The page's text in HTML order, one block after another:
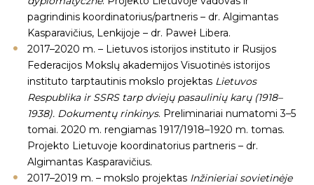
pagrindinis koordinatorius/partneris – dr. Algimantas
Kasparavičius, Lenkijoje – dr. Paweł Libera.
2017–2020 m. – Lietuvos istorijos instituto ir Rusijos
Federacijos Mokslų akademijos Visuotinės istorijos
instituto tarptautinis mokslo projektas Lietuvos
Respublika ir SSRS tarp dviejų pasaulinių karų (1918–
1938). Dokumentų rinkinys. Preliminariai numatomi 3–5
tomai. 2020 m. rengiamas 1917/1918–1920 m. tomas.
Projekto Lietuvoje koordinatorius partneris – dr.
Algimantas Kasparavičius.
2017–2019 m. – mokslo projektas Inžinieriai sovietinėje